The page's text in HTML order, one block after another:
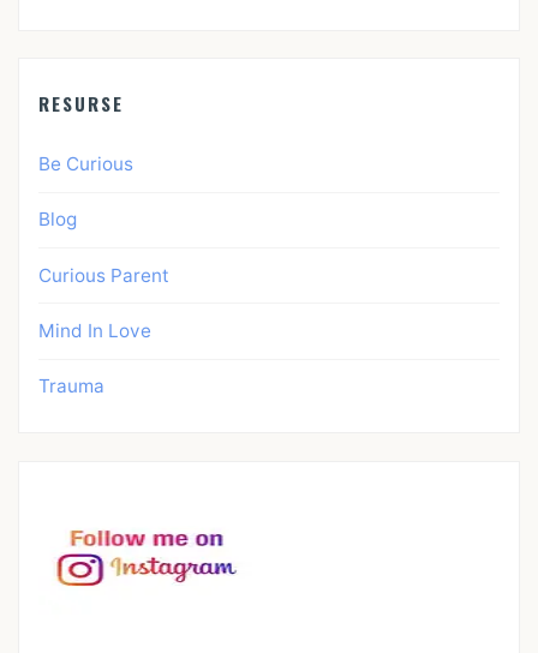
RESURSE
Be Curious
Blog
Curious Parent
Mind In Love
Trauma